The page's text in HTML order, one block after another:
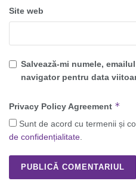
Site web
Salvează-mi numele,
navigator pentru data
Privacy Policy Agreement *
Sunt de acord cu termenii și
de confidențialitate.